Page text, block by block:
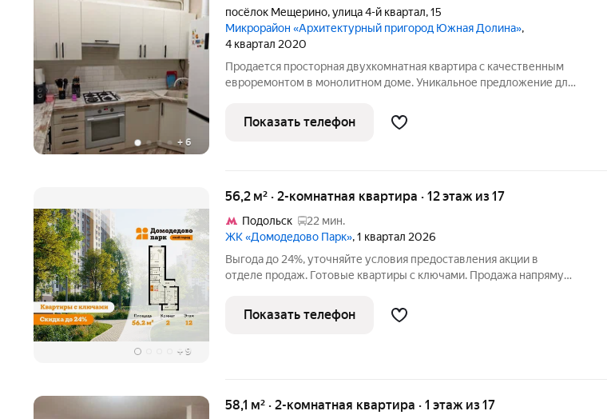
+ 6
посёлок Мещерино,улица 4-й квартал,15
Микрорайон «Архитектурный пригород Южная Долина»,
4 квартал 2020
Продается просторная двухкомнатная квартира с качественным
евроремонтом в монолитном доме. Уникальное предложение для
отопления, а также пространство и комфорт загородной жизни
при городской
Показать телефон
+ 9
56,2 м² · 2-комнатная квартира · 12 этаж из 17
Подольск
22 мин.
ЖК «Домодедово Парк», 1 квартал 2026
Выгода до 24%, уточняйте условия предоставления акции в
отделе продаж. Готовые квартиры с ключами. Продажа напрямую
«Домодедово парк». Квартира площадью 56.20 кв. м расположена
на 12 этаже 17-этажного
Показать телефон
58,1 м² · 2-комнатная квартира · 1 этаж из 17